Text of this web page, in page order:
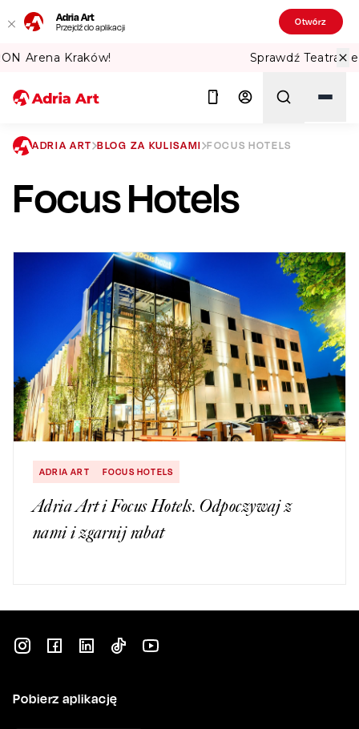
Adria Art
Przejdź do aplikacji Otwórz
Sprawdź Teatralne Lato w PKiN! 🏛️
Szukaj
ADRIA ART BLOG ZA KULISAMI FOCUS HOTELS
Focus Hotels
ADRIA ART FOCUS HOTELS
Adria Art i Focus Hotels. Odpoczywaj z
nami i zgarnij rabat
Pobierz aplikację